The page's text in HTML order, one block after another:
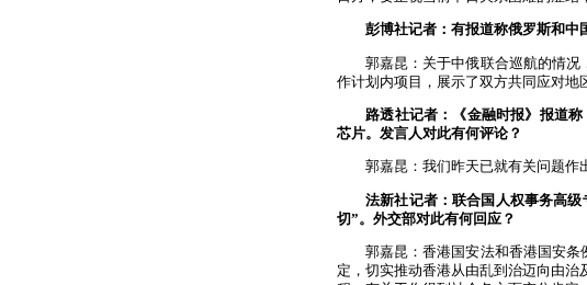
彭博社记者：有报道称俄罗斯和中
郭嘉昆：关于中俄联合巡航的情
作计划内项目，展示了双方共同应对地
路透社记者：《金融时报》报道
芯片。发言人对此有何评论？
郭嘉昆：我们昨天已就有关问题作
法新社记者：联合国人权事务高
切”。外交部对此有何回应？
郭嘉昆：香港国安法和香港国安
定，切实推动香港从由乱到治迈向由